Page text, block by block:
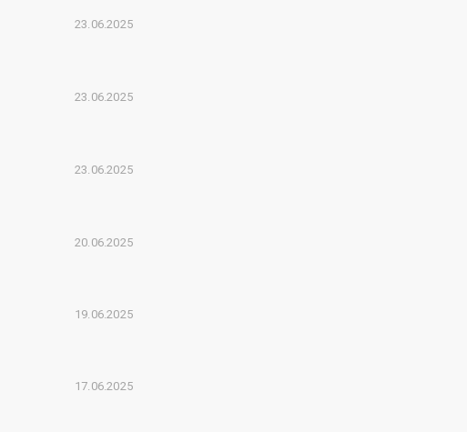
23.06.2025
23.06.2025
23.06.2025
20.06.2025
19.06.2025
17.06.2025